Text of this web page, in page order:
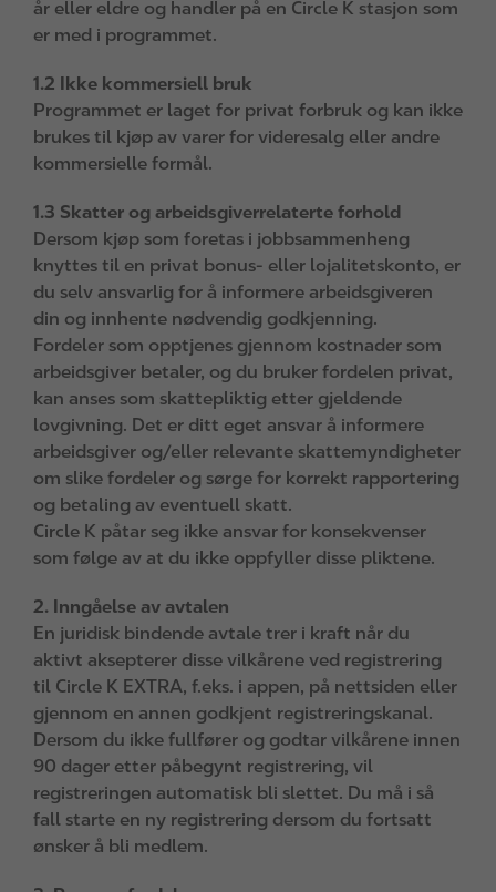
år eller eldre og handler på en Circle K stasjon som
er med i programmet.
1.2 Ikke kommersiell bruk
Programmet er laget for privat forbruk og kan ikke
brukes til kjøp av varer for videresalg eller andre
kommersielle formål.
1.3 Skatter og arbeidsgiverrelaterte forhold
Dersom kjøp som foretas i jobbsammenheng
knyttes til en privat bonus- eller lojalitetskonto, er
du selv ansvarlig for å informere arbeidsgiveren
din og innhente nødvendig godkjenning.
Fordeler som opptjenes gjennom kostnader som
arbeidsgiver betaler, og du bruker fordelen privat,
kan anses som skattepliktig etter gjeldende
lovgivning. Det er ditt eget ansvar å informere
arbeidsgiver og/eller relevante skattemyndigheter
om slike fordeler og sørge for korrekt rapportering
og betaling av eventuell skatt.
Circle K påtar seg ikke ansvar for konsekvenser
som følge av at du ikke oppfyller disse pliktene.
2. Inngåelse av avtalen
En juridisk bindende avtale trer i kraft når du
aktivt aksepterer disse vilkårene ved registrering
til Circle K EXTRA, f.eks. i appen, på nettsiden eller
gjennom en annen godkjent registreringskanal.
Dersom du ikke fullfører og godtar vilkårene innen
90 dager etter påbegynt registrering, vil
registreringen automatisk bli slettet. Du må i så
fall starte en ny registrering dersom du fortsatt
ønsker å bli medlem.